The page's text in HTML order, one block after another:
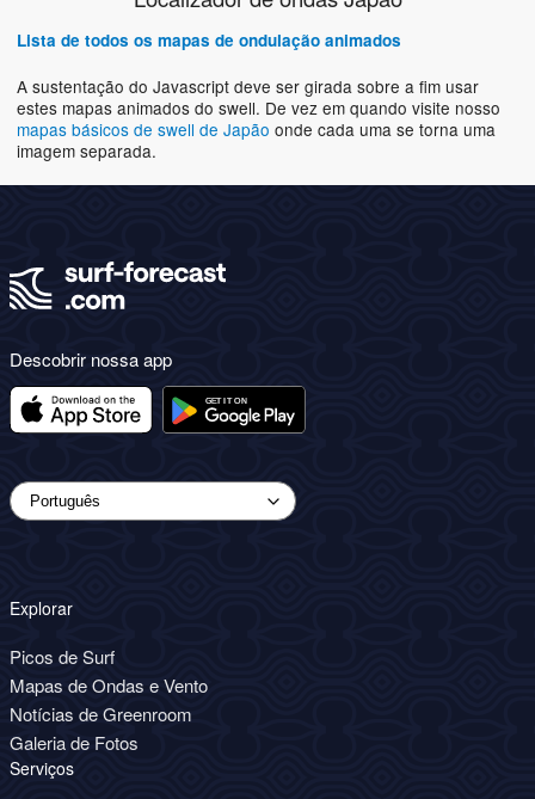
Lista de todos os mapas de ondulação animados
A sustentação do Javascript deve ser girada sobre a fim usar
estes mapas animados do swell. De vez em quando visite nosso
mapas básicos de swell de Japão onde cada uma se torna uma
imagem separada.
Descobrir nossa app
Explorar
Picos de Surf
Mapas de Ondas e Vento
Notícias de Greenroom
Galeria de Fotos
Serviços